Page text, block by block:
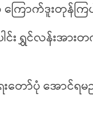
ောက်ဒူးတုန်ကြပ
င်း ရွှင်လန်းအားတ
တော်ပုံ အောင်ရမ